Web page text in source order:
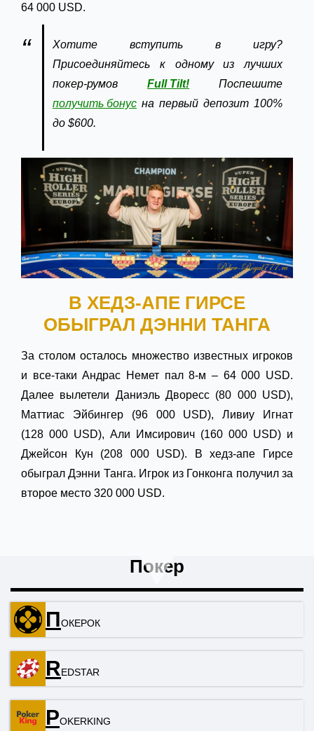
64 000 USD.
Хотите вступить в игру?
Присоединяйтесь к одному из лучших
покер-румов Full Tilt! Поспешите
получить бонус на первый депозит 100%
до $600.
В ХЕДЗ-АПЕ ГИРСЕ
ОБЫГРАЛ ДЭННИ ТАНГА
За столом осталось множество известных игроков
и все-таки Андрас Немет пал 8-м – 64 000 USD.
Далее вылетели Даниэль Дворесс (80 000 USD),
Маттиас Эйбингер (96 000 USD), Ливиу Игнат
(128 000 USD), Али Имсирович (160 000 USD) и
Джейсон Кун (208 000 USD). В хедз-апе Гирсе
обыграл Дэнни Танга. Игрок из Гонконга получил за
второе место 320 000 USD.
Покер
ПОКЕРОК
REDSTAR
POKERKING